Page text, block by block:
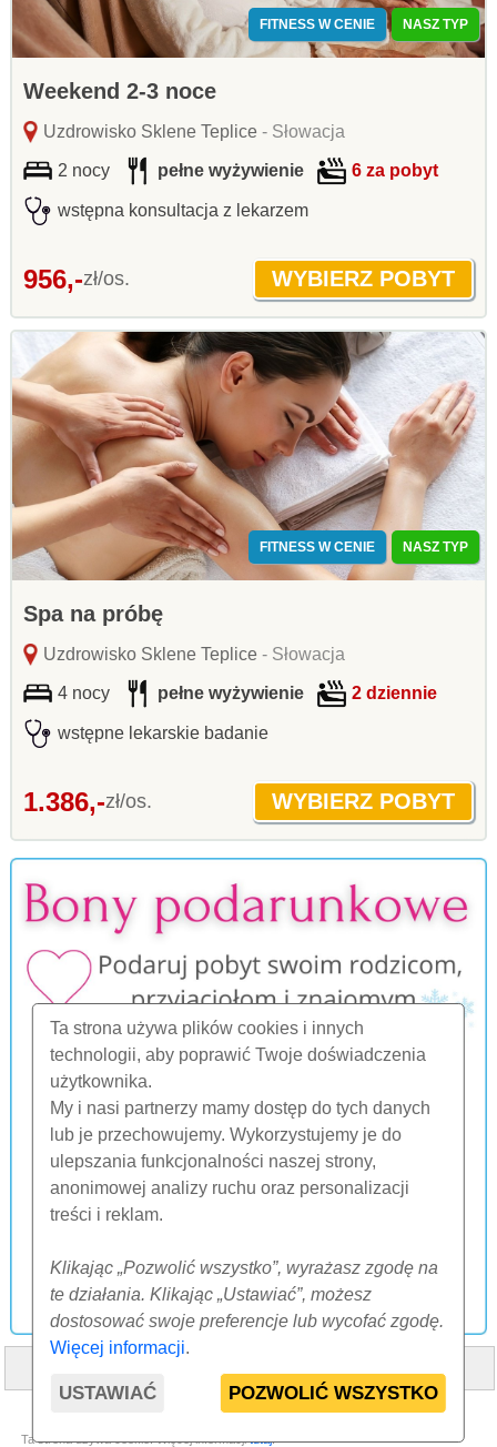
Ta strona używa plików cookies i innych
technologii, aby poprawić Twoje doświadczenia
użytkownika.
My i nasi partnerzy mamy dostęp do tych danych
lub je przechowujemy. Wykorzystujemy je do
ulepszania funkcjonalności naszej strony,
anonimowej analizy ruchu oraz personalizacji
treści i reklam.
Klikając „Pozwolić wszystko”, wyrażasz zgodę na
te działania. Klikając „Ustawiać”, możesz
dostosować swoje preferencje lub wycofać zgodę.
Więcej informacji.
USTAWIAĆ POZWOLIĆ WSZYSTKO
FITNESS W CENIE NASZ TYP
Weekend 2-3 noce
Uzdrowisko Sklene Teplice- Słowacja
2 nocy pełne wyżywienie 6 za pobyt
wstępna konsultacja z lekarzem
956,-zł/os.
FITNESS W CENIE NASZ TYP
Spa na próbę
Uzdrowisko Sklene Teplice- Słowacja
4 nocy pełne wyżywienie 2 dziennie
wstępne lekarskie badanie
1.386,-zł/os.
© 2000-2026 CK SUNFLOWERS agency, s.r.o.
Ta strona używa cookie. Więcej informacjitutaj.